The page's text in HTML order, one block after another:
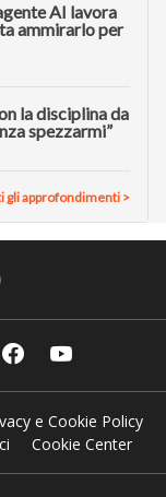
AI lavora
ammirarlo per
la disciplina da
spezzarmi”
gli approfondimenti >
e Cookie Policy
Cookie Center